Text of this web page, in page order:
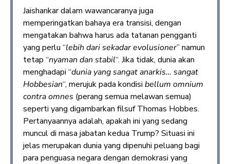
Jaishankar dalam wawancaranya juga
memperingatkan bahaya era transisi, dengan
mengatakan bahwa harus ada tatanan pengganti
yang perlu “lebih dari sekadar evolusioner” namun
tetap “nyaman dan stabil“. Jika tidak, dunia akan
menghadapi “dunia yang sangat anarkis… sangat
Hobbesian“, merujuk pada kondisi bellum omnium
contra omnes (perang semua melawan semua)
seperti yang digambarkan filsuf Thomas Hobbes.
Pertanyaannya adalah, apakah ini yang sedang
muncul di masa jabatan kedua Trump? Situasi ini
jelas merupakan dunia yang dipenuhi peluang bagi
para penguasa negara dengan demokrasi yang